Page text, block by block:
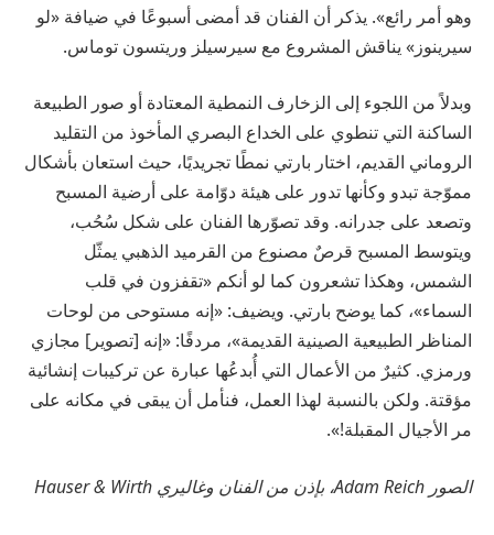
وهو أمر رائع». يذكر أن الفنان قد أمضى أسبوعًا في ضيافة «لو
سيرينوز » يناقش المشروع مع سيرسيلز وريتسون توماس.
وبدلاً من اللجوء إلى الزخارف النمطية المعتادة أو صور الطبيعة
الساكنة التي تنطوي على الخداع البصري المأخوذ من التقليد
الروماني القديم، اختار بارتي نمطًا تجريديًا، حيث استعان بأشكال
مموّجة تبدو وكأنها تدور على هيئة دوّامة على أرضية المسبح
وتصعد على جدرانه. وقد تصوّرها الفنان على شكل سُحُب،
ويتوسط المسبح قرصٌ مصنوع من القرميد الذهبي يمثّل
الشمس، وهكذا تشعرون كما لو أنكم «تقفزون في قلب
السماء»، كما يوضح بارتي. ويضيف: «إنه مستوحى من لوحات
المناظر الطبيعية الصينية القديمة»، مردفًا: «إنه [تصوير ] مجازي
ورمزي. كثيرٌ من الأعمال التي أُبدعُها عبارة عن تركيبات إنشائية
مؤقتة. ولكن بالنسبة لهذا العمل، فنأمل أن يبقى في مكانه على
مر الأجيال المقبلة!».
الصور Adam Reich، بإذن من الفنان وغاليري